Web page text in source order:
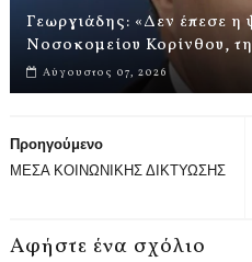
Γεωργιάδης: «Δεν έπεσε
Νοσοκομείου Κορίνθου,
Αύγουστος 07, 2026
Προηγούμενο
ΜΕΣΑ ΚΟΙΝΩΝΙΚΗΣ ΔΙΚΤΥΩΣΗΣ
Αφήστε ένα σχόλιο